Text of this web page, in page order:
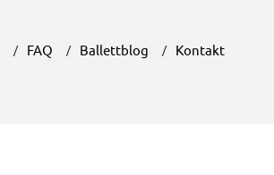
FAQ Ballettblog Kontakt